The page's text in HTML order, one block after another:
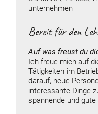
unternehmen
Bereit für den
Auf was freust du
Ich freue mich auf
Tätigkeiten im
darauf, neue
interessante Dinge
spannende und